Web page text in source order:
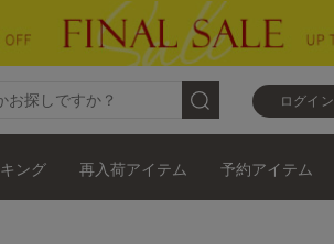
ログイン
ング 再入荷アイテム 予約アイテム